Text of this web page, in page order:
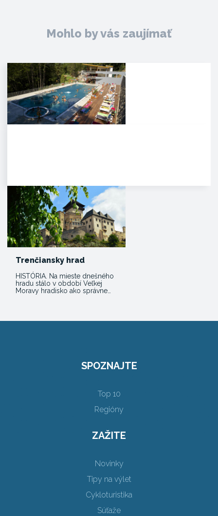
Mohlo by vás zaujímať
Trenčiansky hrad
HISTÓRIA. Na mieste dnešného
hradu stálo v období Veľkej
Moravy hradisko ako správne…
SPOZNAJTE
Top 10
Regióny
ZAŽITE
Novinky
Tipy na výlet
Cykloturistika
Súťaže